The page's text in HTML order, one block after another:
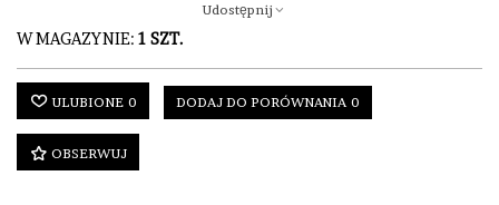
Udostępnij
W MAGAZYNIE: 1 SZT.
ULUBIONE 0 DODAJ DO PORÓWNANIA 0
OBSERWUJ